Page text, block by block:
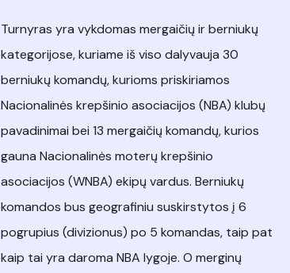
Turnyras yra vykdomas mergaičių ir berniukų
kategorijose, kuriame iš viso dalyvauja 30
berniukų komandų, kurioms priskiriamos
Nacionalinės krepšinio asociacijos (NBA) klubų
pavadinimai bei 13 mergaičių komandų, kurios
gauna Nacionalinės moterų krepšinio
asociacijos (WNBA) ekipų vardus. Berniukų
komandos bus geografiniu suskirstytos į 6
pogrupius (divizionus) po 5 komandas, taip pat
kaip tai yra daroma NBA lygoje. O merginų